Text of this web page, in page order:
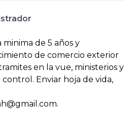
de 5 años y
de comercio exterior
en la vue, ministerios y
Enviar hoja de vida,